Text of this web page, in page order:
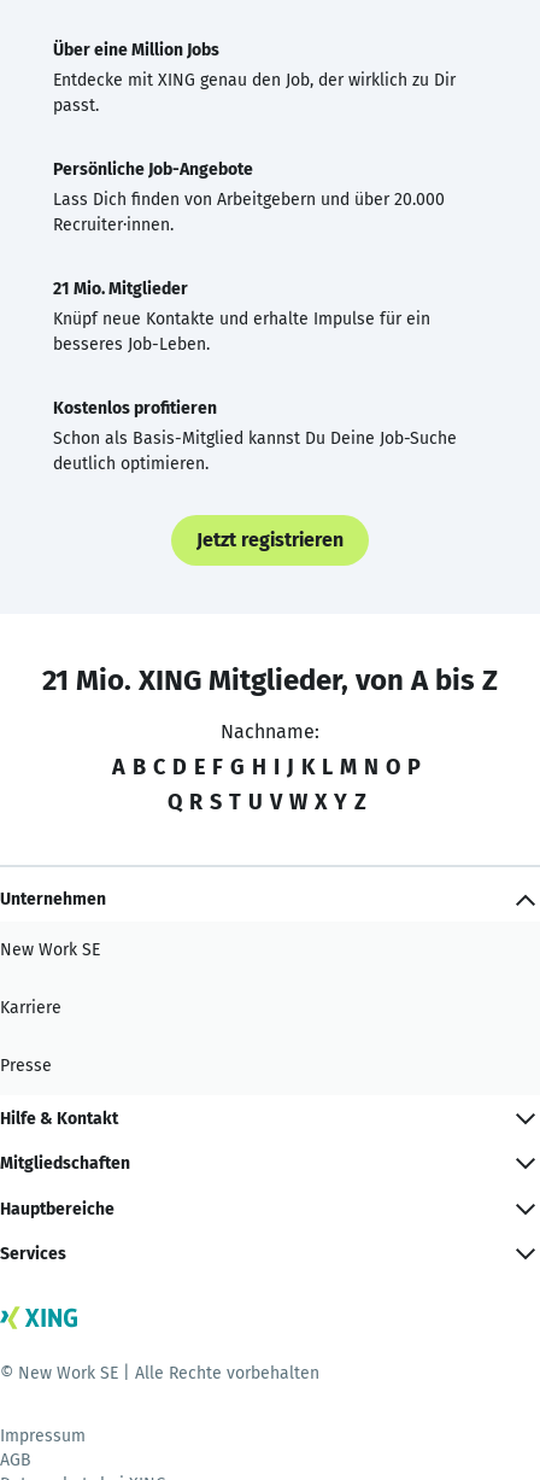
Über eine Million Jobs
Entdecke mit XING genau den Job, der wirklich zu Dir
passt.
Persönliche Job-Angebote
Lass Dich finden von Arbeitgebern und über 20.000
Recruiter·innen.
21 Mio. Mitglieder
Knüpf neue Kontakte und erhalte Impulse für ein
besseres Job-Leben.
Kostenlos profitieren
Schon als Basis-Mitglied kannst Du Deine Job-Suche
deutlich optimieren.
Jetzt registrieren
21 Mio. XING Mitglieder, von A bis Z
Nachname:
A B C D E F G H I J K L M N O P
Q R S T U V W X Y Z
Unternehmen
New Work SE
Karriere
Presse
Hilfe & Kontakt
Mitgliedschaften
Hauptbereiche
Services
© New Work SE | Alle Rechte vorbehalten
Impressum
AGB